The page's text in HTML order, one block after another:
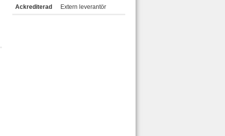
Ackrediterad Extern leverantör